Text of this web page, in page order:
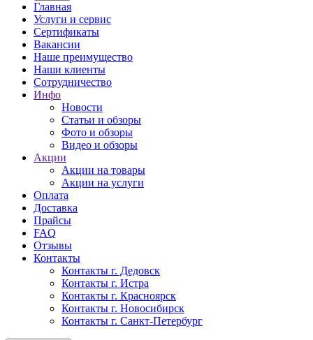
Главная
Услуги и сервис
Сертификаты
Вакансии
Наше преимущество
Наши клиенты
Сотрудничество
Инфо
Новости
Статьи и обзоры
Фото и обзоры
Видео и обзоры
Акции
Акции на товары
Акции на услуги
Оплата
Доставка
Прайсы
FAQ
Отзывы
Контакты
Контакты г. Дедовск
Контакты г. Истра
Контакты г. Красноярск
Контакты г. Новосибирск
Контакты г. Санкт-Петербург